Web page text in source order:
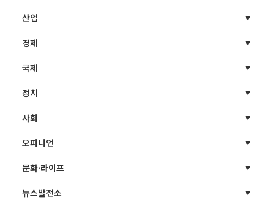
산업
경제
국제
정치
사회
오피니언
문화·라이프
뉴스발전소